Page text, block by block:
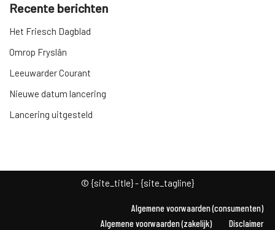
Recente berichten
Het Friesch Dagblad
Omrop Fryslân
Leeuwarder Courant
Nieuwe datum lancering
Lancering uitgesteld
© {site_title} - {site_tagline}
Algemene voorwaarden (consumenten)
Algemene voorwaarden (zakelijk)
Disclaimer